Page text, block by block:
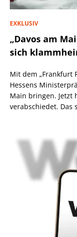
EXKLUSIV
„Davos am
sich
Mit dem „Frankfurt
Hessens
Main bringen. Jetzt
verabschiedet. Das